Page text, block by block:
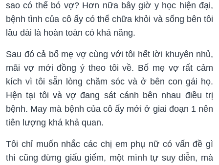
sao có thể bó vợ? Hơn nữa bây giờ y học hiện đại,
bệnh tình của cô ấy có thể chữa khỏi và sống bên tôi
lâu dài là hoàn toàn có khả năng.
Sau đó cả bố mẹ vợ cùng với tôi hết lời khuyên nhủ,
mãi vợ mới đồng ý theo tôi về. Bố mẹ vợ rất cảm
kích vì tôi sẵn lòng chăm sóc và ở bên con gái họ.
Hện tại tôi và vợ đang sát cánh bên nhau điều trị
bệnh. May mà bệnh của cô ấy mới ở giai đoạn 1 nên
tiên lượng khá khả quan.
Tôi chỉ muốn nhắc các chị em phụ nữ có vấn đề gì
thì cũng đừng giấu giếm, một mình tự suy diễn, mà